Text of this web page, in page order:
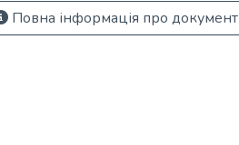
Повна інформація про документ